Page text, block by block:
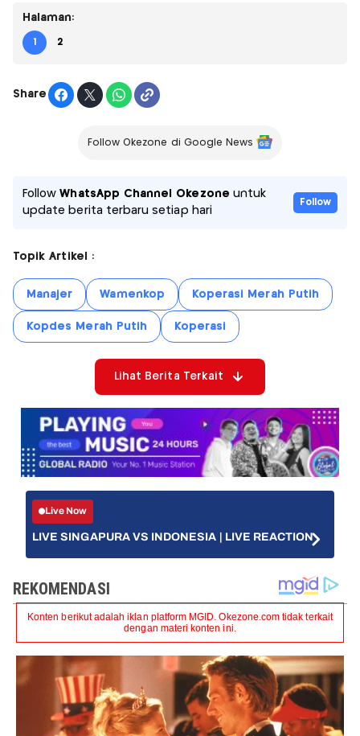
Halaman:
1 2
Share
Follow Okezone di Google News
FollowWhatsApp Channel Okezone untuk
update berita terbaru setiap hari
Follow
Topik Artikel :
Manajer Wamenkop Koperasi Merah Putih
Kopdes Merah Putih Koperasi
Lihat Berita Terkait
Live Now
LIVE SINGAPURA VS INDONESIA | LIVE REACTION